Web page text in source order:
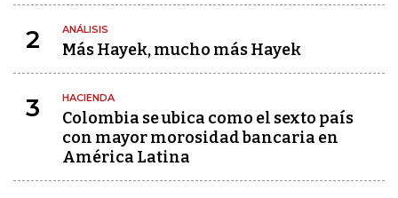
2 ANÁLISIS
Más Hayek, mucho más Hayek
3 HACIENDA
Colombia se ubica como el sexto país
con mayor morosidad bancaria en
América Latina